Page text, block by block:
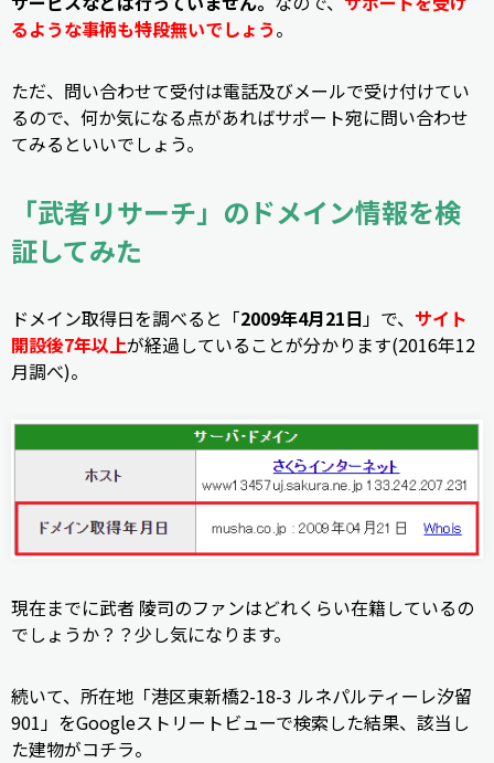
るような事柄も特段無いでしょう。
ただ、問い合わせて受付は電話及びメールで受け付けてい
るので、何か気になる点があればサポート宛に問い合わせ
てみるといいでしょう。
「武者リサーチ」のドメイン情報を検
証してみた
ドメイン取得日を調べると「2009年4月21日」で、 サイト
開設後7年以上が経過していることが分かります(2016年12
月調べ)。
現在までに武者 陵司のファンはどれくらい在籍しているの
でしょうか？？少し気になります。
続いて、所在地「港区東新橋2-18-3 ルネパルティーレ汐留
901」をGoogleストリートビューで検索した結果、該当し
た建物がコチラ。